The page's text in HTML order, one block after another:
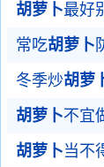
胡萝卜最好
常吃胡萝卜
冬季炒胡萝
胡萝卜不宜
胡萝卜当不